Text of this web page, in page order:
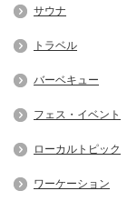
サウナ
トラベル
バーベキュー
フェス・イベント
ローカルトピック
ワーケーション